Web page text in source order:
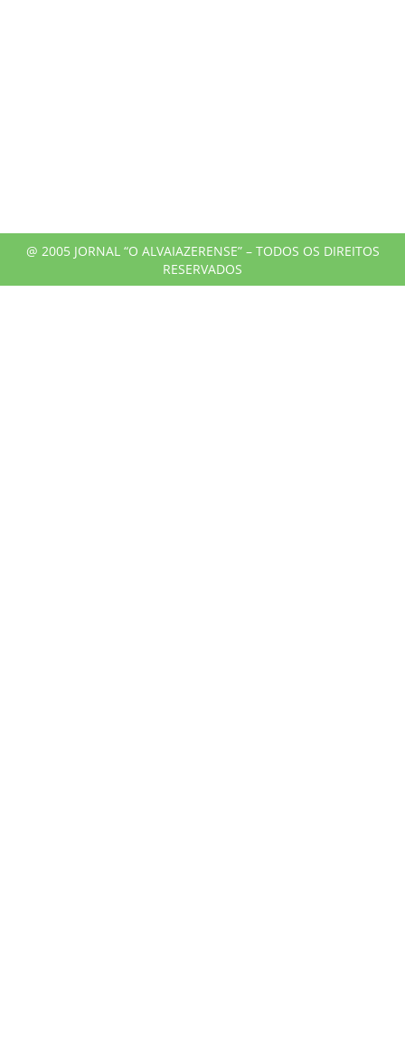
@ 2005 JORNAL “O ALVAIAZERENSE” – TODOS OS DIREITOS
RESERVADOS